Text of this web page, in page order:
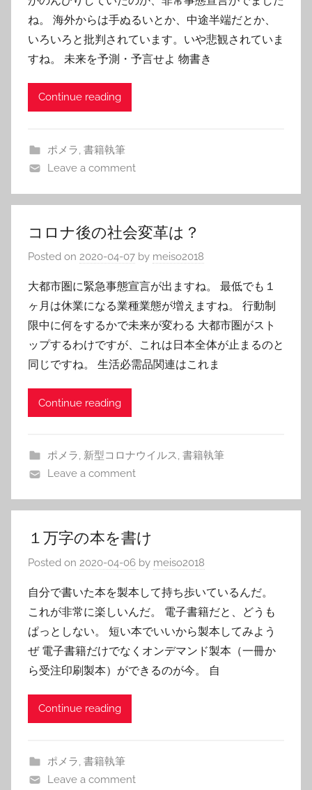
ね。 海外からは手ぬるいとか、中途半端だとか、
いろいろと批判されています。いや悲観されていま
すね。 未来を予測・予言せよ 物書き
Continue reading
ポメラ 書籍執筆
Leave a comment
コロナ後の社会変革は？
Posted on 2020-04-07 by meiso2018
大都市圏に緊急事態宣言が出ますね。 最低でも１
ヶ月は休業になる業種業態が増えますね。 行動制
限中に何をするかで未来が変わる 大都市圏がスト
ップするわけですが、これは日本全体が止まるのと
同じですね。 生活必需品関連はこれま
Continue reading
ポメラ, 新型コロナウイルス, 書籍執筆
Leave a comment
１万字の本を書け
Posted on 2020-04-06 by meiso2018
自分で書いた本を製本して持ち歩いているんだ。
これが非常に楽しいんだ。 電子書籍だと、どうも
ぱっとしない。 短い本でいいから製本してみよう
ぜ 電子書籍だけでなくオンデマンド製本（一冊か
ら受注印刷製本）ができるのが今。 自
Continue reading
ポメラ 書籍執筆
Leave a comment